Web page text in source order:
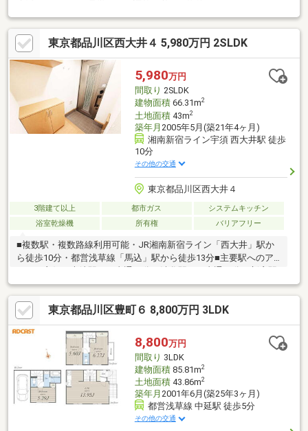
日・土日・祝日とお気軽にご見学日をご相談ください。室内状態
良好！まずはご見学の上ご検討いただければと思います！☆住宅
ローンのご相談無料で行っております。☆車でご送迎致します。
お気軽にご連絡ください。～土地 ・ 戸建 ・ マンション全
て取り扱っております～物件の選び方や、物件購入の進め方、細
かな内容からご説明させていただいており，押し売り営業は一切
行っておりません。
東京都品川区西大井４ 5,980万円 2SLDK
5,980万円
間取り 2SLDK
建物面積66.31m2
土地面積43m2
築年月 2005年5月(築21年4ヶ月)
湘南新宿ライン宇須 西大井駅 徒歩
10分
その他の交通
東京都品川区西大井４
3階建て以上 都市ガス
システムキッチン
浴室乾燥機
所有権 バリアフリー
■複数駅・複数路線利用可能・JR湘南新宿ライン「西大井」駅か
ら徒歩10分・都営浅草線「馬込」駅から徒歩13分■主要駅へのア
まで直通25分■2005年築、敷地面積43㎡、延床66.31㎡、3階建て
車庫付き■2SLDKでご夫婦、ファミリーの方に最適なプラン■エコ
カラット採用、壁面・廊下・階段下収納豊富なプラン■小窓が多
く、採光・通風良好■浴室に窓有り定休日なし、当日のご対応も
承ります！弊社独自のお得な「平日会員制度」あり！弊社には専
属のファイナンシャルプランナーが在籍しております。まずはご
相談を。
東京都品川区豊町６ 8,800万円 3LDK
8,800万円
間取り 3LDK
建物面積85.81m2
土地面積43.86m2
築年月 2001年6月(築25年3ヶ月)
都営浅草線 中延駅 徒歩5分
その他の交通